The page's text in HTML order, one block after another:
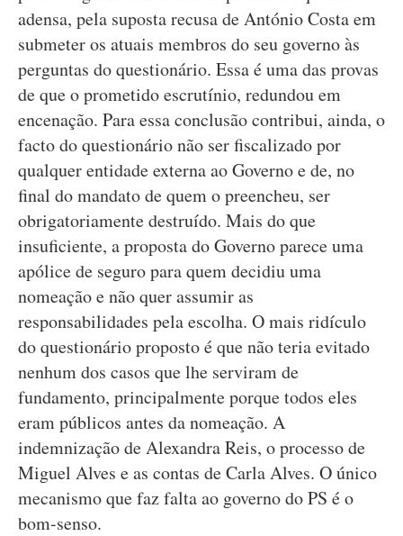
adensa, pela suposta recusa de António Costa em
submeter os atuais membros do seu governo às
perguntas do questionário. Essa é uma das provas
de que o prometido escrutínio, redundou em
encenação. Para essa conclusão contribui, ainda, o
facto do questionário não ser fiscalizado por
qualquer entidade externa ao Governo e de, no
final do mandato de quem o preencheu, ser
obrigatoriamente destruído. Mais do que
insuficiente, a proposta do Governo parece uma
apólice de seguro para quem decidiu uma
nomeação e não quer assumir as
responsabilidades pela escolha. O mais ridículo
do questionário proposto é que não teria evitado
nenhum dos casos que lhe serviram de
fundamento, principalmente porque todos eles
eram públicos antes da nomeação. A
indemnização de Alexandra Reis, o processo de
Miguel Alves e as contas de Carla Alves. O único
mecanismo que faz falta ao governo do PS é o
bom-senso.